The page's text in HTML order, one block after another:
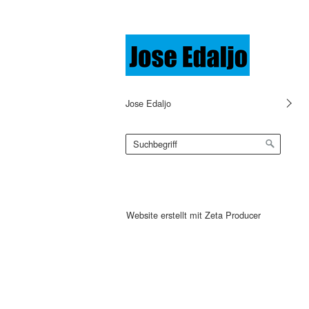
Jose Edaljo
Website erstellt mit Zeta Producer